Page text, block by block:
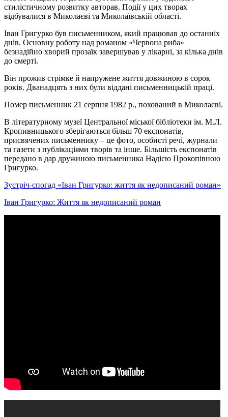
стилістичному розвитку авторав. Події у цих творах
відбувалися в Миколаєві та Миколаївській області.
Іван Григурко був письменником, який працював до останніх
днів. Основну роботу над романом «Червона риба»
безнадійно хворий прозаїк завершував у лікарні, за кілька днів
до смерті.
Він прожив стрімке й напружене життя довжиною в сорок
років. Дванадцять з них були віддані письменницькій праці.
Помер письменник 21 серпня 1982 р., похований в Миколаєві.
В літературному музеї Центральної міської бібліотеки ім. М.Л.
Кропивницького зберігаються більш 70 експонатів,
присвячених письменнику – це фото, особисті речі, журнали
та газети з публікаціями творів та інше. Більшість експонатів
передано в дар дружиною письменника Надією Прокопівною
Григурко.
Зустріч-спогад «Іван Григурко: життя як недописаний роман»
Iван Григурко: Життя як недописаний роман